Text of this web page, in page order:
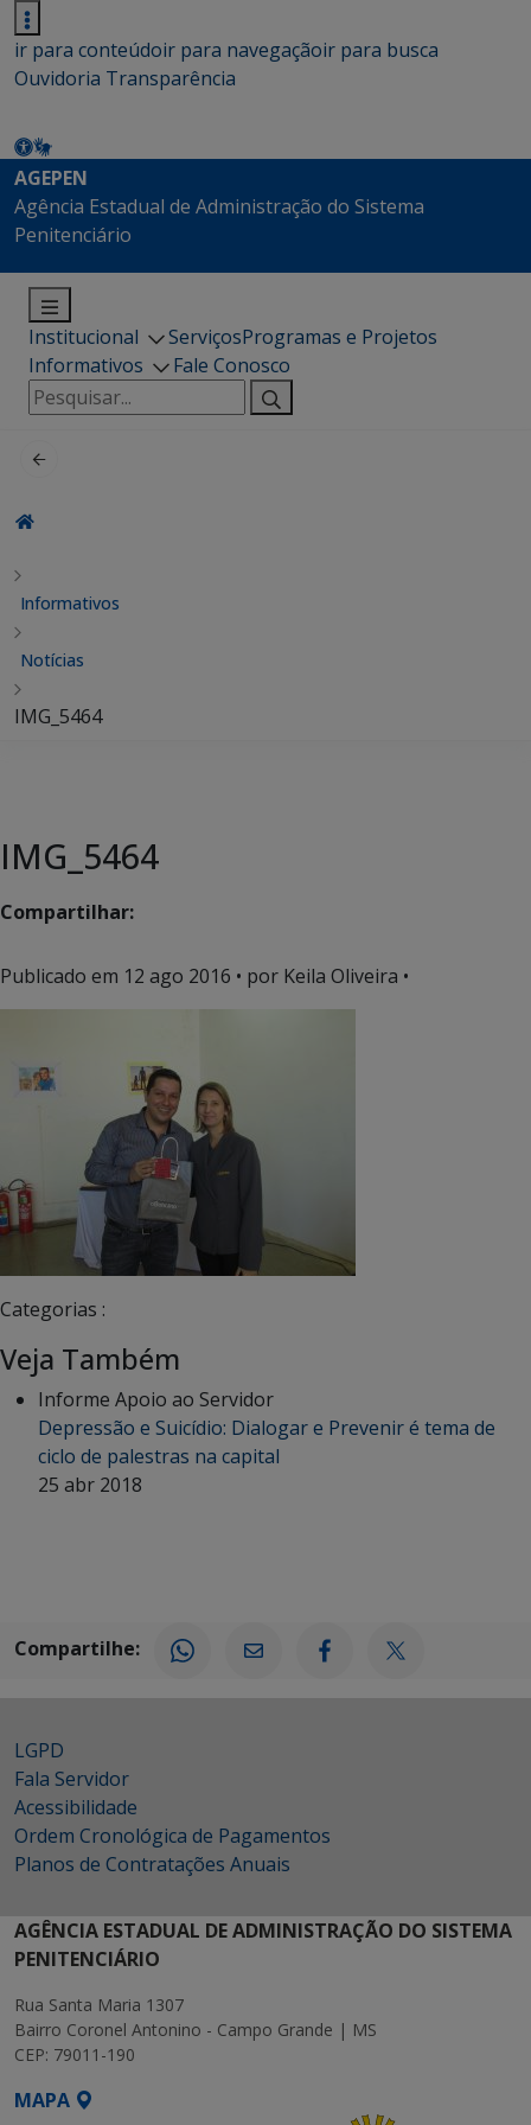
ir para conteúdoir para navegaçãoir para busca
Ouvidoria Transparência
AGEPEN
Agência Estadual de Administração do Sistema
Penitenciário
Institucional ServiçosProgramas e Projetos
Informativos
Fale Conosco
Pesquisar
por:
Informativos
Notícias
IMG_5464
IMG_5464
Compartilhar:
Publicado em 12 ago 2016 • por Keila Oliveira •
Categorias :
Veja Também
Informe Apoio ao Servidor
Depressão e Suicídio: Dialogar e Prevenir é tema de
ciclo de palestras na capital
25 abr 2018
Compartilhe:
LGPD
Fala Servidor
Acessibilidade
Ordem Cronológica de Pagamentos
Planos de Contratações Anuais
AGÊNCIA ESTADUAL DE ADMINISTRAÇÃO DO SISTEMA
PENITENCIÁRIO
Rua Santa Maria 1307
Bairro Coronel Antonino - Campo Grande | MS
CEP: 79011-190
MAPA